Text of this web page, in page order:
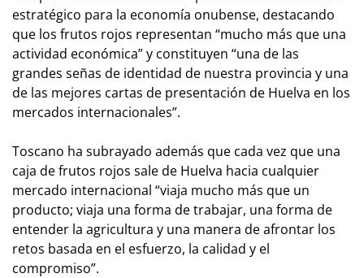
estratégico para la economía onubense, destacando
que los frutos rojos representan “mucho más que una
actividad económica” y constituyen “una de las
grandes señas de identidad de nuestra provincia y una
de las mejores cartas de presentación de Huelva en los
mercados internacionales”.
Toscano ha subrayado además que cada vez que una
caja de frutos rojos sale de Huelva hacia cualquier
mercado internacional “viaja mucho más que un
producto; viaja una forma de trabajar, una forma de
entender la agricultura y una manera de afrontar los
retos basada en el esfuerzo, la calidad y el
compromiso”.